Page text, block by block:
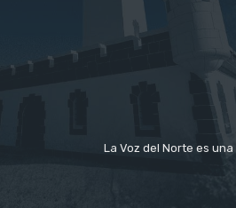
La Voz del Norte es